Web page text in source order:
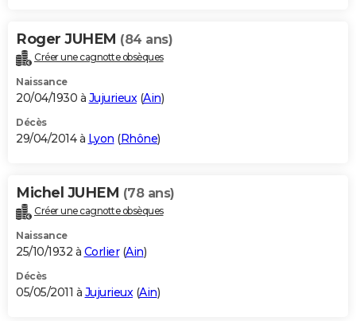
Roger JUHEM (84 ans)
Créer une cagnotte obsèques
Naissance
20/04/1930 à Jujurieux(Ain)
Décès
29/04/2014 à Lyon (Rhône)
Michel JUHEM (78 ans)
Créer une cagnotte obsèques
Naissance
25/10/1932 à Corlier(Ain)
Décès
05/05/2011 à Jujurieux(Ain)